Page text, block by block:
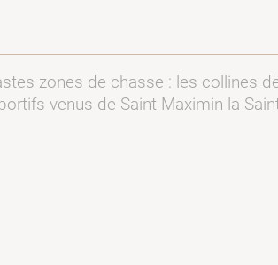
zones de chasse : les collines
venus de Saint-Maximin-la-